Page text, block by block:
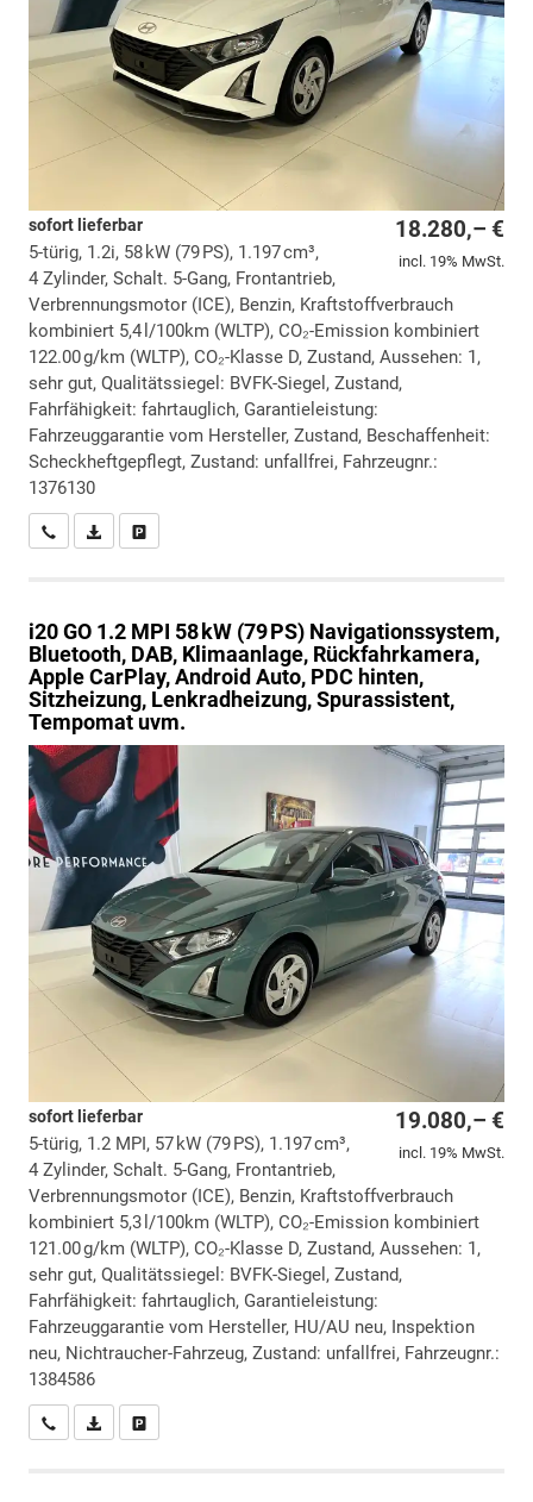
18.280,– €
incl. 19% MwSt.
sofort lieferbar
5-türig, 1.2i, 58 kW (79 PS), 1.197 cm³,
4 Zylinder, Schalt. 5-Gang, Frontantrieb,
Verbrennungsmotor (ICE), Benzin, Kraftstoffverbrauch
kombiniert 5,4 l/100km (WLTP), CO₂-Emission kombiniert
122.00 g/km (WLTP), CO₂-Klasse D, Zustand, Aussehen: 1,
sehr gut, Qualitätssiegel: BVFK-Siegel, Zustand,
Fahrfähigkeit: fahrtauglich, Garantieleistung:
Fahrzeuggarantie vom Hersteller, Zustand, Beschaffenheit:
Scheckheftgepflegt, Zustand: unfallfrei, Fahrzeugnr.:
1376130
Wir rufen Sie anPDF-Datei, Fahrzeugexposé drucken
i20GO 1.2 MPI 58 kW (79 PS) Navigationssystem,
Bluetooth, DAB, Klimaanlage, Rückfahrkamera,
Apple CarPlay, Android Auto, PDC hinten,
Sitzheizung, Lenkradheizung, Spurassistent,
Tempomat uvm.
19.080,– €
incl. 19% MwSt.
sofort lieferbar
5-türig, 1.2 MPI, 57 kW (79 PS), 1.197 cm³,
4 Zylinder, Schalt. 5-Gang, Frontantrieb,
Verbrennungsmotor (ICE), Benzin, Kraftstoffverbrauch
kombiniert 5,3 l/100km (WLTP), CO₂-Emission kombiniert
121.00 g/km (WLTP), CO₂-Klasse D, Zustand, Aussehen: 1,
sehr gut, Qualitätssiegel: BVFK-Siegel, Zustand,
Fahrfähigkeit: fahrtauglich, Garantieleistung:
Fahrzeuggarantie vom Hersteller, HU/AU neu, Inspektion
neu, Nichtraucher-Fahrzeug, Zustand: unfallfrei, Fahrzeugnr.:
1384586
Wir rufen Sie anPDF-Datei, Fahrzeugexposé drucken